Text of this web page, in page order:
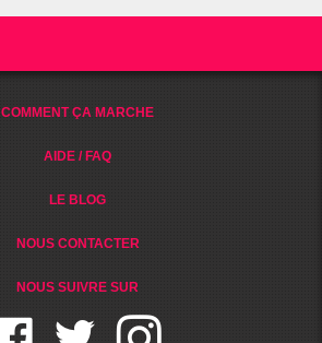
COMMENT ÇA MARCHE
AIDE / FAQ
LE BLOG
NOUS CONTACTER
NOUS SUIVRE SUR